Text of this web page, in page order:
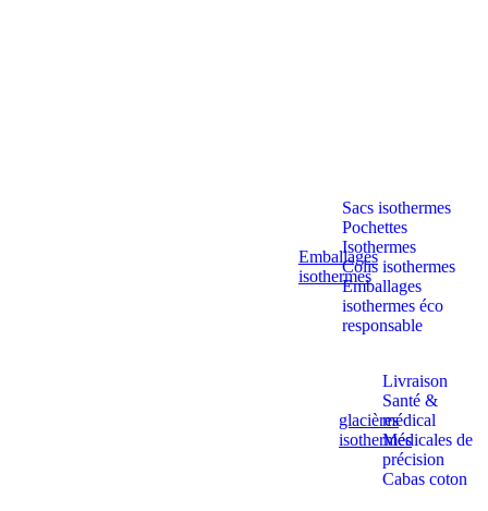
Emballages
isothermes
Sacs isothermes
Pochettes
Isothermes
Colis isothermes
Emballages
isothermes éco
responsable
glacières
isothermes
Livraison
Santé &
médical
Médicales de
précision
Cabas coton